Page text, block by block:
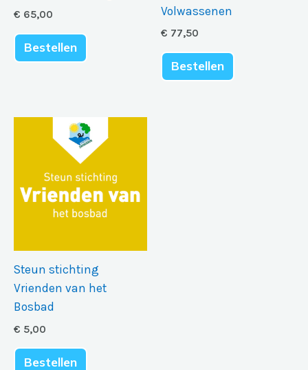
€ 65,00
Bestellen
Volwassenen
€ 77,50
Bestellen
Steun stichting
Vrienden van het
Bosbad
€ 5,00
Bestellen